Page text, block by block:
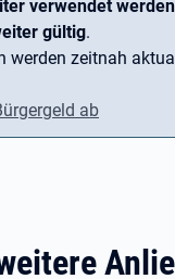
verwendet werden
gültig.
werden zeitnah
ab